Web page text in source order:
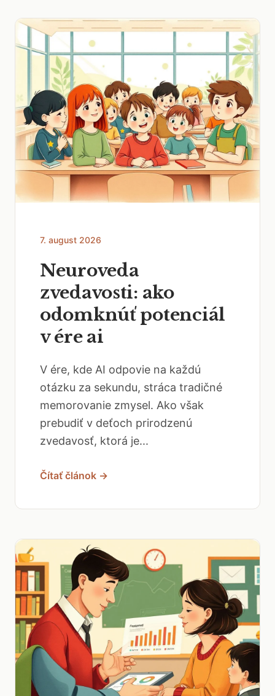
7. august 2026
Neuroveda
zvedavosti: ako
odomknúť potenciál
v ére ai
V ére, kde AI odpovie na každú
otázku za sekundu, stráca tradičné
memorovanie zmysel. Ako však
prebudiť v deťoch prirodzenú
zvedavosť, ktorá je...
Čítať článok →